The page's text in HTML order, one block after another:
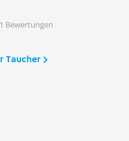
1 Bewertungen
Taucher